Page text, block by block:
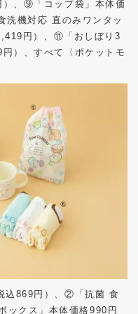
）、⑨「コップ袋」本体価
洗機対応 直のみワンタッ
円）、⑪「おしぼり 3
円）、すべて〈ポケットモ
込 869円）、②「抗菌 食
ックス」本体価格990 円